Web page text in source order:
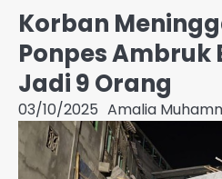
Korban
Ponpes
Jadi 9 Orang
03/10/2025 Amalia